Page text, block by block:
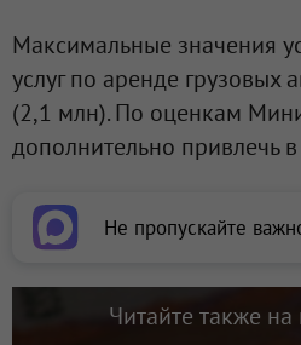
Максимальные значения
услуг по аренде
(2,1 млн). По оценкам
дополнительно привлечь
Не пропускайте
Читайте также